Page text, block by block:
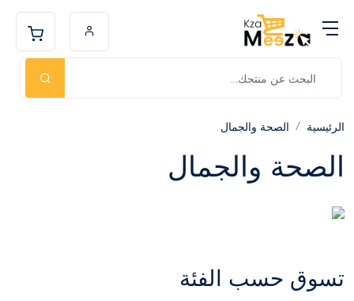
الرئيسية الصحة والجمال
الصحة والجمال
تسوق حسب الفئة